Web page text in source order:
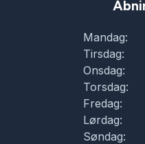
Mandag:
Tirsdag:
Onsdag:
Torsdag:
Fredag:
Lørdag:
Søndag: